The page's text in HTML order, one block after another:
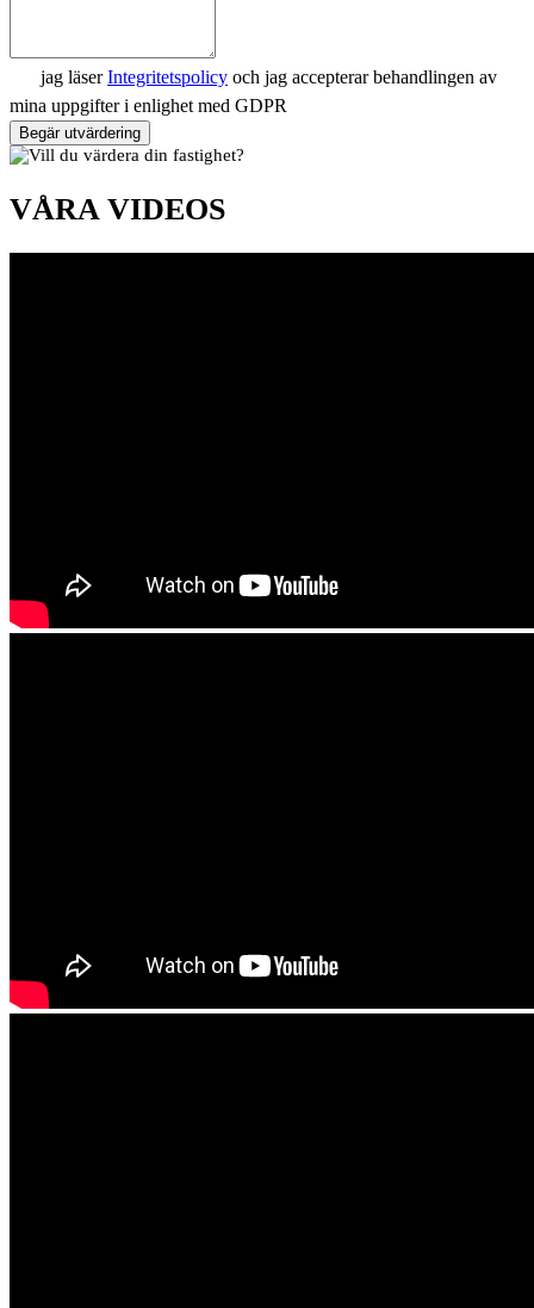
jag läserIntegritetspolicy och jag accepterar behandlingen av
mina uppgifter i enlighet med GDPR
Begär utvärdering
VÅRA VIDEOS